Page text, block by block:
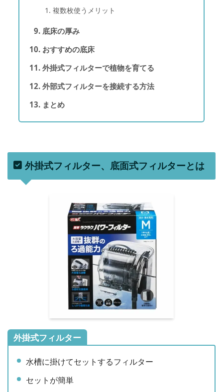
複数枚使うメリット
底床の厚み
おすすめの底床
外掛式フィルターで植物を育てる
外部式フィルターを接続する方法
まとめ
外掛式フィルター、底面式フィルターとは
外掛式フィルター
水槽に掛けてセットするフィルター
セットが簡単